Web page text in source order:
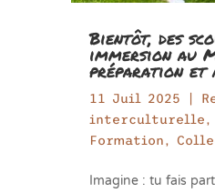
Bientôt, des
immersion au
préparation et
11 Juil 2025
interculturelle,
Formation,
Imagine : tu fais